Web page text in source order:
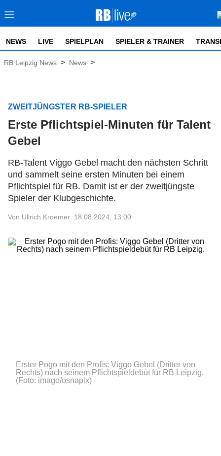
NEWS LIVE SPIELPLAN SPIELER & TRAINER
RB Leipzig News > News >
ZWEITJÜNGSTER RB-SPIELER
Erste Pflichtspiel-Minuten für Talent
Gebel
RB-Talent Viggo Gebel macht den nächsten Schritt
und sammelt seine ersten Minuten bei einem
Pflichtspiel für RB. Damit ist er der zweitjüngste
Spieler der Klubgeschichte.
Von Ullrich Kroemer 18.08.2024, 13:00
Erster Pogo mit den Profis: Viggo Gebel (Dritter von
Rechts) nach seinem Pflichtspieldebüt für RB Leipzig.
(Foto: imago/osnapix)